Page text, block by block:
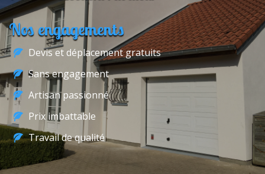
Nos engagements
Devis et déplacement gratuits
Sans engagement
Artisan passionné
Prix imbattable
Travail de qualité